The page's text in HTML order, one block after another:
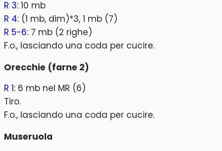
R 3: 10 mb
R 4: (1 mb, dim)*3, 1 mb (7)
R 5-6: 7 mb (2 righe)
F.o., lasciando una coda per cucire.
Orecchie (farne 2)
R 1: 6 mb nel MR (6)
Tiro.
F.o., lasciando una coda per cucire.
Museruola